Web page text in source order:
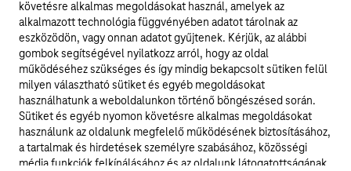
ÁSZF
Adatvédelem
Felhívások
Közösségi média
követésre alkalmas megoldásokat használ, amelyek az
alkalmazott technológia függvényében adatot tárolnak az
eszközödön, vagy onnan adatot gyűjtenek. Kérjük, az alábbi
gombok segítségével nyilatkozz arról, hogy az oldal
működéséhez szükséges és így mindig bekapcsolt sütiken felül
milyen választható sütiket és egyéb megoldásokat
használhatunk a weboldalunkon történő böngészésed során.
Sütiket és egyéb nyomon követésre alkalmas megoldásokat
használunk az oldalunk megfelelő működésének biztosításához,
a tartalmak és hirdetések személyre szabásához, közösségi
média funkciók felkínálásához és az oldalunk látogatottságának